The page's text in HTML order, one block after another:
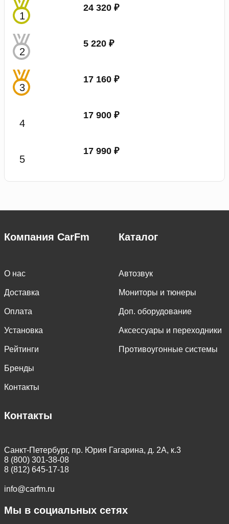
24 320 ₽
5 220 ₽
17 160 ₽
17 900 ₽
17 990 ₽
Компания CarFm
О нас
Доставка
Оплата
Установка
Рейтинги
Бренды
Контакты
Каталог
Автозвук
Мониторы и тюнеры
Доп. оборудование
Аксессуары и переходники
Противоугонные системы
Контакты
Санкт-Петербург, пр. Юрия Гагарина, д. 2А, к.3
8 (800) 301-38-08
8 (812) 645-17-18
info@carfm.ru
Мы в социальных сетях